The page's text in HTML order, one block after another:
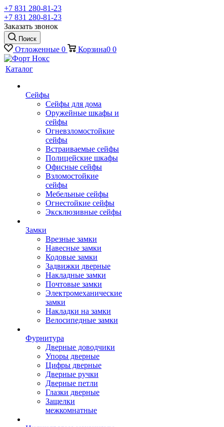
+7 831 280-81-23
+7 831 280-81-23
Заказать звонок
Поиск
Отложенные 0 Корзина0 0
Каталог
Сейфы
Сейфы для дома
Оружейные шкафы и
сейфы
Огневзломостойкие
сейфы
Встраиваемые сейфы
Полицейские шкафы
Офисные сейфы
Взломостойкие
сейфы
Мебельные сейфы
Огнестойкие сейфы
Эксклюзивные сейфы
Замки
Врезные замки
Навесные замки
Кодовые замки
Задвижки дверные
Накладные замки
Почтовые замки
Электромеханические
замки
Накладки на замки
Велосипедные замки
Фурнитура
Дверные доводчики
Упоры дверные
Цифры дверные
Дверные ручки
Дверные петли
Глазки дверные
Защелки
межкомнатные